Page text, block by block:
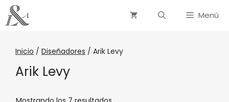
Menú
Inicio / Diseñadores / Arik Levy
Arik Levy